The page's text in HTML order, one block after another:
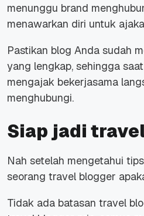
menunggu brand
menawarkan diri untuk
Pastikan blog Anda sudah
yang lengkap, sehingga
mengajak bekerjasama
menghubungi.
Siap jadi
Nah setelah mengetahui
seorang travel blogger
Tidak ada batasan travel